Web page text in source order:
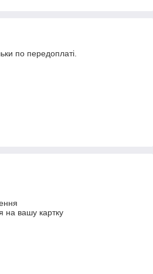
по передоплаті.
на вашу картку